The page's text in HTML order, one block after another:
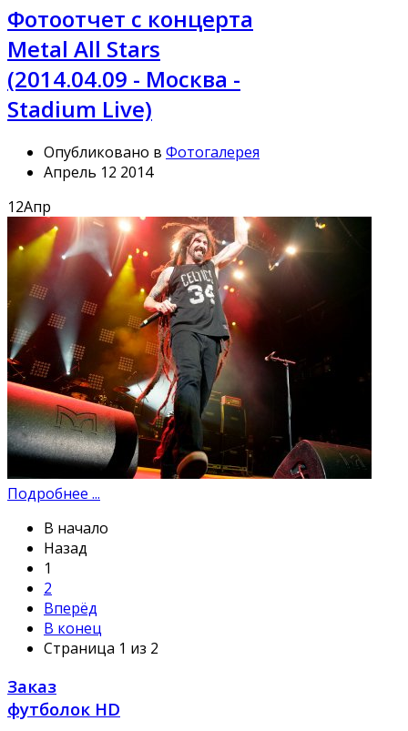
Фотоотчет с концерта
Metal All Stars
(2014.04.09 - Москва -
Stadium Live)
Опубликовано в Фотогалерея
Апрель 12 2014
12Апр
Подробнее ...
В начало
Назад
1
2
Вперёд
В конец
Страница 1 из 2
Заказ
футболок HD